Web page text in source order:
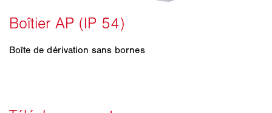
Boîte de dérivation sans bornes